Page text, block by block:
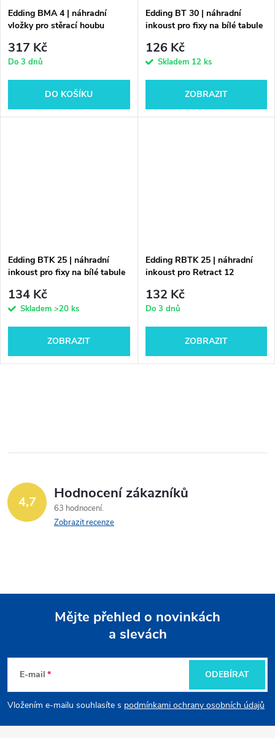
Edding BMA 4 | náhradní
vložky pro stěrací houbu
317 Kč
Do 3 dnů
DO KOŠÍKU
Edding BT 30 | náhradní
inkoust pro fixy na bílé tabule
126 Kč
Skladem 12 ks
ZOBRAZIT
Edding BTK 25 | náhradní
inkoust pro fixy na bílé tabule
134 Kč
Skladem >20 ks
ZOBRAZIT
Edding RBTK 25 | náhradní
inkoust pro Retract 12
132 Kč
Do 3 dnů
ZOBRAZIT
l
d
a
p
y
v
4,7 Hodnocení zákazníků
63 hodnocení
Zobrazit recenze
p
Mějte přehled o novinkách
a slevách
E-mail
Vložením e-mailu souhlasíte s podmínkami ochrany osobních údajů
ODEBÍRAT